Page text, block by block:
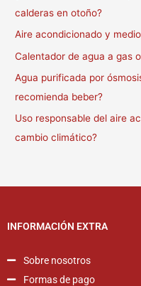
calderas en otoño?
Aire acondicionado y
Calentador de agua a gas
Agua purificada por
recomienda beber?
Uso responsable del aire
cambio climático?
INFORMACIÓN EXTRA
Sobre nosotros
Formas de pago